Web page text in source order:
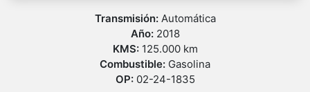
Transmisión: Automática
Año: 2018
KMS: 125.000 km
Combustible: Gasolina
OP: 02-24-1835